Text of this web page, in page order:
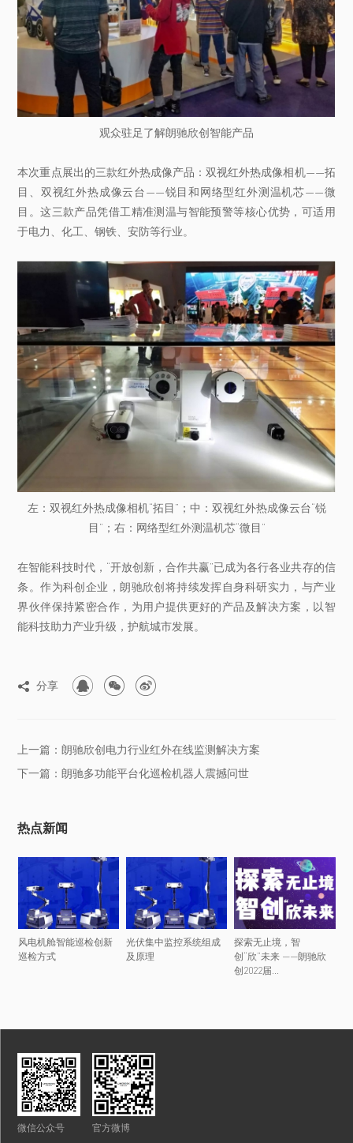
观众驻足了解朗驰欣创智能产品
本次重点展出的三款红外热成像产品：双视红外热成像相机——拓
目、双视红外热成像云台——锐目和网络型红外测温机芯——微
目。这三款产品凭借工精准测温与智能预警等核心优势，可适用
于电力、化工、钢铁、安防等行业。
左：双视红外热成像相机“拓目”；中：双视红外热成像云台“锐
目”；右：网络型红外测温机芯“微目”
在智能科技时代，“开放创新，合作共赢”已成为各行各业共存的信
条。作为科创企业，朗驰欣创将持续发挥自身科研实力，与产业
界伙伴保持紧密合作，为用户提供更好的产品及解决方案，以智
能科技助力产业升级，护航城市发展。
 分享   
上一篇：朗驰欣创电力行业红外在线监测解决方案
下一篇：朗驰多功能平台化巡检机器人震撼问世
热点新闻
风电机舱智能巡检创新
巡检方式
光伏集中监控系统组成
及原理
探索无止境，智
创“欣”未来 ——朗驰欣
创2022届...
微信公众号 官方微博